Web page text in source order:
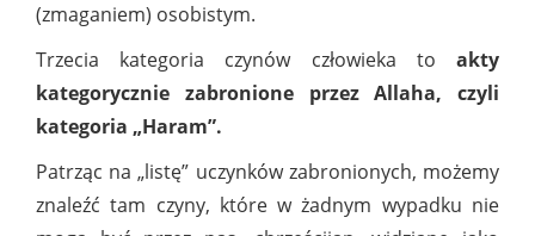
(zmaganiem) osobistym.
Trzecia kategoria czynów człowieka to akty
kategorycznie zabronione przez Allaha, czyli
kategoria „Haram”.
Patrząc na „listę” uczynków zabronionych, możemy
znaleźć tam czyny, które w żadnym wypadku nie